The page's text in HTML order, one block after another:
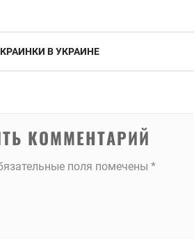
В УКРАИНЕ
КОММЕНТАРИЙ
поля помечены *